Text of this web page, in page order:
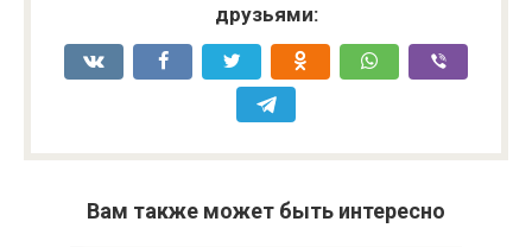
друзьями:
Вам также может быть интересно